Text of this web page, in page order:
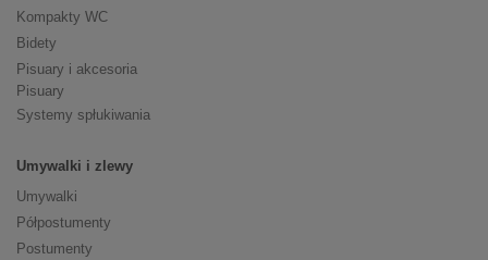
Kompakty WC
Bidety
Pisuary i akcesoria
Pisuary
Systemy spłukiwania
Umywalki i zlewy
Umywalki
Półpostumenty
Postumenty